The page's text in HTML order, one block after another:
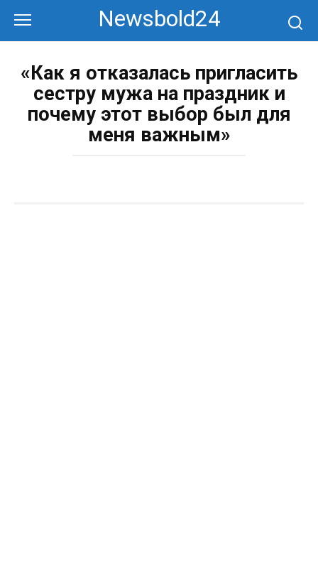
контенту
Newsbold24
«Как я отказалась пригласить
сестру мужа на праздник и
почему этот выбор был для
меня важным»